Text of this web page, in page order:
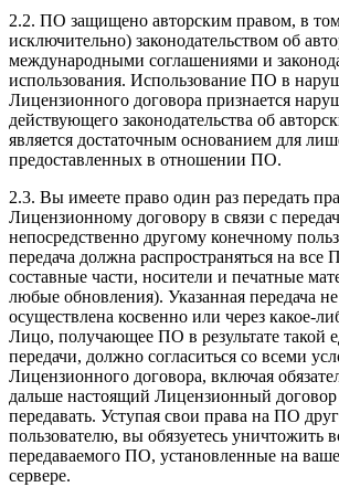
2.2. ПО защищено авторским правом, в
исключительно) законодательством об
международными соглашениями и
использования. Использование ПО в
Лицензионного договора признается
действующего законодательства об
является достаточным основанием для
предоставленных в отношении ПО.
2.3. Вы имеете право один раз передать
Лицензионному договору в связи с
непосредственно другому конечному
передача должна распространяться на все
составные части, носители и печатные
любые обновления). Указанная передача
осуществлена косвенно или через какое-
Лицо, получающее ПО в результате такой
передачи, должно согласиться со всеми
Лицензионного договора, включая
дальше настоящий Лицензионный
передавать. Уступая свои права на ПО
пользователю, вы обязуетесь уничтожить
передаваемого ПО, установленные на
сервере.